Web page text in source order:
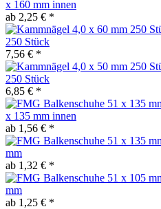
x 160 mm innen
ab 2,25 € *
250 Stück
7,56 € *
250 Stück
6,85 € *
x 135 mm innen
ab 1,56 € *
mm
ab 1,32 € *
mm
ab 1,25 € *